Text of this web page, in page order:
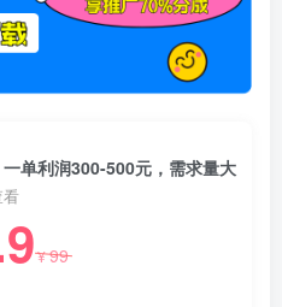
一单利润300-500元，需求量大
看
¥99